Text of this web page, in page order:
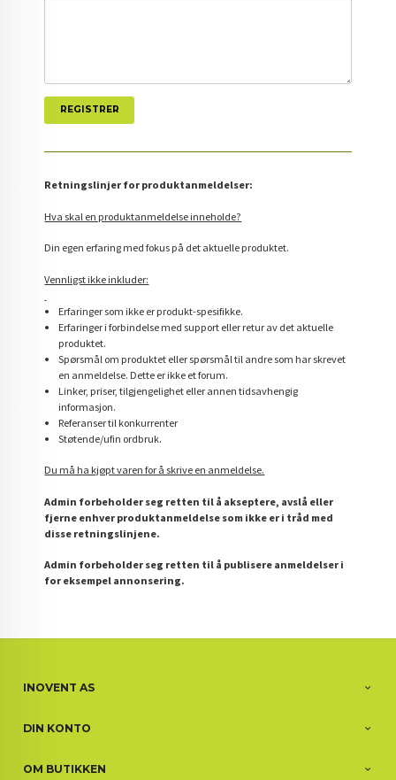
Retningslinjer for produktanmeldelser:
Hva skal en produktanmeldelse inneholde?
Din egen erfaring med fokus på det aktuelle produktet.
Vennligst ikke inkluder:
Erfaringer som ikke er produkt-spesifikke.
Erfaringer i forbindelse med support eller retur av det aktuelle
produktet.
Spørsmål om produktet eller spørsmål til andre som har skrevet
en anmeldelse. Dette er ikke et forum.
Linker, priser, tilgjengelighet eller annen tidsavhengig
informasjon.
Referanser til konkurrenter
Støtende/ufin ordbruk.
Du må ha kjøpt varen for å skrive en anmeldelse.
Admin forbeholder seg retten til å akseptere, avslå eller
fjerne enhver produktanmeldelse som ikke er i tråd med
disse retningslinjene.
Admin forbeholder seg retten til å publisere anmeldelser i
for eksempel annonsering.
INOVENT AS
DIN KONTO
OM BUTIKKEN